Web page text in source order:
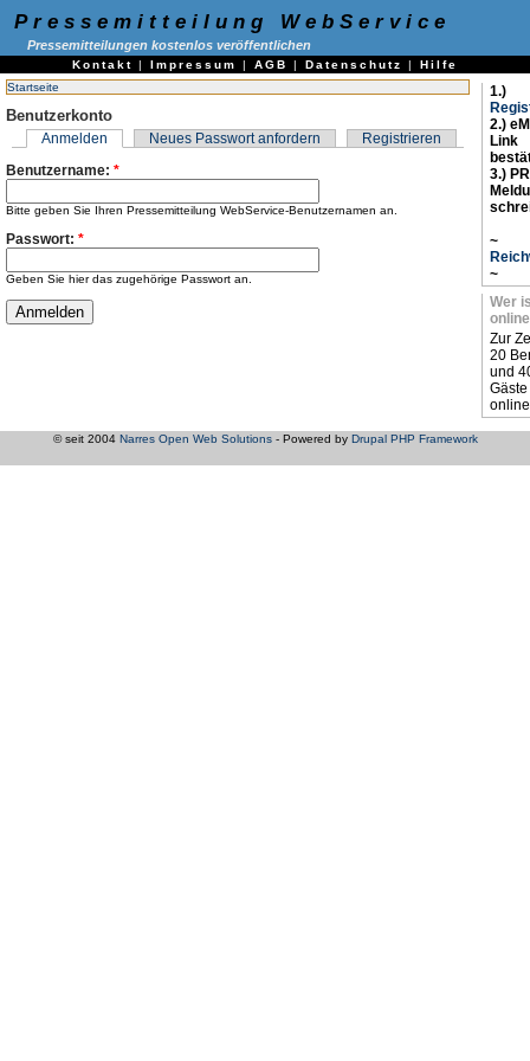
Pressemitteilung WebService
Pressemitteilungen kostenlos veröffentlichen
Kontakt | Impressum | AGB | Datenschutz | Hilfe
Startseite
Benutzerkonto
Anmelden Neues Passwort anfordern
Registrieren
Benutzername: *
Bitte geben Sie Ihren Pressemitteilung WebService-Benutzernamen an.
Passwort: *
Geben Sie hier das zugehörige Passwort an.
1.)
2.)
Link
3.)
~
~
Wer
online
Zur
20
und
Gäste
© seit 2004 Narres Open Web Solutions- Powered by Drupal PHP Framework